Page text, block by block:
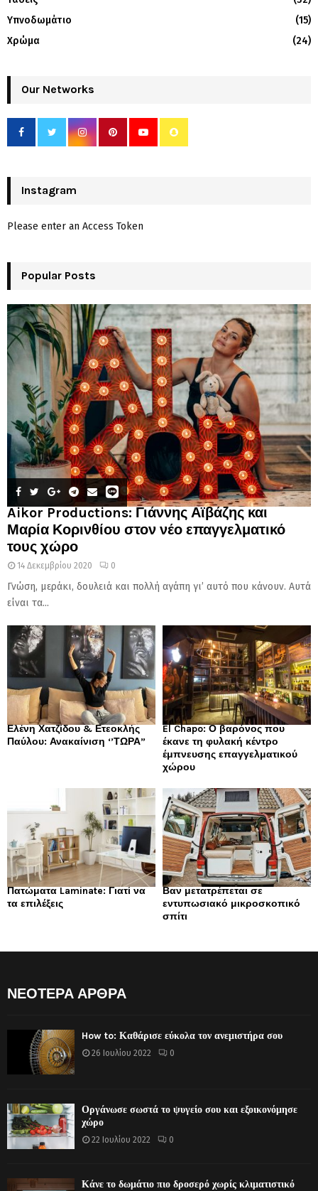
Υπνοδωμάτιο
(15)
Χρώμα
(24)
Our Networks
Instagram
Please enter an Access Token
Popular Posts
Aikor Productions: Γιάννης Αϊβάζης και
Μαρία Κορινθίου στον νέο επαγγελματικό
τους χώρο
14 Δεκεμβρίου 2020 0
Γνώση, μεράκι, δουλειά και πολλή αγάπη γι’ αυτό που κάνουν. Αυτά
είναι τα...
Ελένη Χατζίδου & Ετεοκλής
Παύλου: Ανακαίνιση ‘’ΤΩΡΑ”
El Chapo: Ο βαρόνος που
έκανε τη φυλακή κέντρο
έμπνευσης επαγγελματικού
χώρου
Πατώματα Laminate: Γιατί να
τα επιλέξεις
Βαν μετατρέπεται σε
εντυπωσιακό μικροσκοπικό
σπίτι
ΝΕΟΤΕΡΑ ΑΡΘΡΑ
How to: Καθάρισε εύκολα τον ανεμιστήρα σου
26 Ιουλίου 2022 0
Οργάνωσε σωστά το ψυγείο σου και εξοικονόμησε
χώρο
22 Ιουλίου 2022 0
Κάνε το δωμάτιο πιο δροσερό χωρίς κλιματιστικό